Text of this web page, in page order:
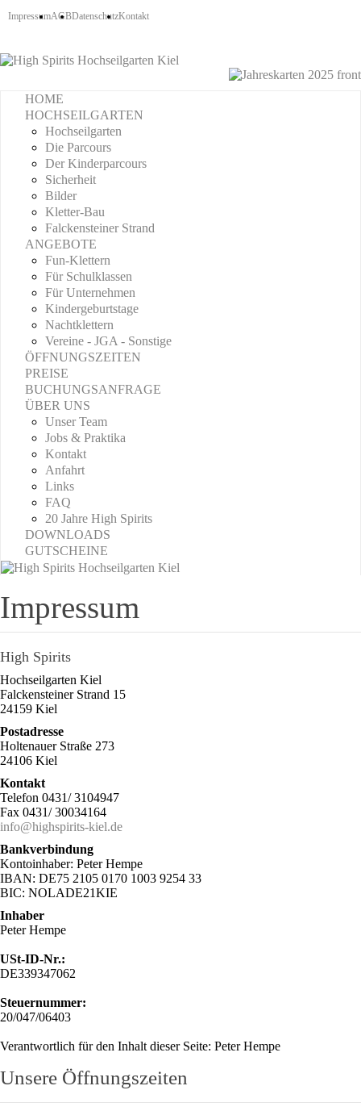
ImpressumAGBDatenschutzKontakt
HOME
HOCHSEILGARTEN
Hochseilgarten
Die Parcours
Der Kinderparcours
Sicherheit
Bilder
Kletter-Bau
Falckensteiner Strand
ANGEBOTE
Fun-Klettern
Für Schulklassen
Für Unternehmen
Kindergeburtstage
Nachtklettern
Vereine - JGA - Sonstige
ÖFFNUNGSZEITEN
PREISE
BUCHUNGSANFRAGE
ÜBER UNS
Unser Team
Jobs & Praktika
Kontakt
Anfahrt
Links
FAQ
20 Jahre High Spirits
DOWNLOADS
GUTSCHEINE
Impressum
High Spirits
Hochseilgarten Kiel
Falckensteiner Strand 15
24159 Kiel
Postadresse
Holtenauer Straße 273
24106 Kiel
Kontakt
Telefon 0431/ 3104947
Fax 0431/ 30034164
info@highspirits-kiel.de
Bankverbindung
Kontoinhaber: Peter Hempe
IBAN: DE75 2105 0170 1003 9254 33
BIC: NOLADE21KIE
Inhaber
Peter Hempe
USt-ID-Nr.:
DE339347062
Steuernummer:
20/047/06403
Verantwortlich für den Inhalt dieser Seite: Peter Hempe
Unsere Öffnungszeiten